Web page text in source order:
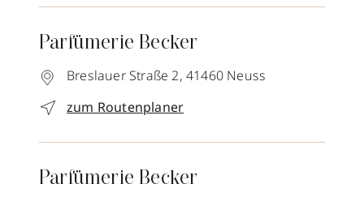
Parfümerie Becker
Breslauer Straße 2, 41460 Neuss
zum Routenplaner
Parfümerie Becker